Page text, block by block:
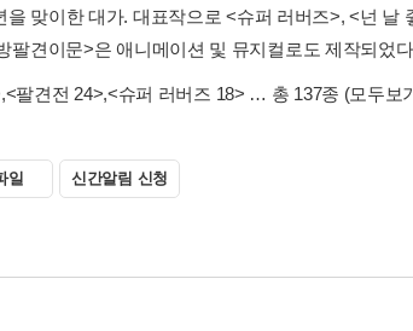
을 맞이한 대가. 대표작으로 <슈퍼 러버즈>, <넌
팔견이문>은 애니메이션 및 뮤지컬로도 제작되었
,<팔견전 24>,<슈퍼 러버즈 18> … 총 137종 (모두보
일 신간알림 신청